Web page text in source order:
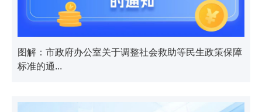
图解：市政府办公室关于调整社会救助等民生政策保障
标准的通...